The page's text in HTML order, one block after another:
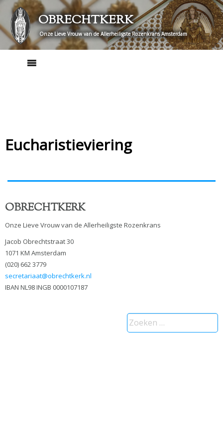
Skip
content
OBRECHTKERK
Onze Lieve Vrouw van de Allerheiligste Rozenkrans Amsterdam
Eucharistieviering
OBRECHTKERK
Onze Lieve Vrouw van de Allerheiligste Rozenkrans
Jacob Obrechtstraat 30
1071 KM Amsterdam
(020) 662 3779
secretariaat@obrechtkerk.nl
IBAN NL98 INGB 0000107187
Zoeken
naar: